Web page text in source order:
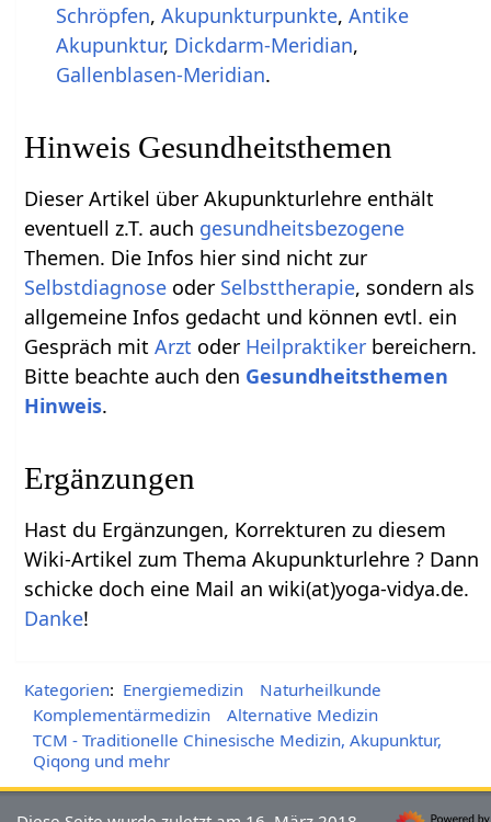
Schröpfen, Akupunkturpunkte, Antike
Akupunktur, Dickdarm-Meridian,
Gallenblasen-Meridian.
Hinweis Gesundheitsthemen
Dieser Artikel über Akupunkturlehre enthält
eventuell z.T. auch gesundheitsbezogene
Themen. Die Infos hier sind nicht zur
Selbstdiagnose oder Selbsttherapie, sondern als
allgemeine Infos gedacht und können evtl. ein
Gespräch mitArzt oder Heilpraktiker bereichern.
Bitte beachte auch den Gesundheitsthemen
Hinweis.
Ergänzungen
Hast du Ergänzungen, Korrekturen zu diesem
Wiki-Artikel zum Thema Akupunkturlehre ? Dann
schicke doch eine Mail an wiki(at)yoga-vidya.de.
Danke!
Kategorien: Energiemedizin
Naturheilkunde
Komplementärmedizin
Alternative Medizin
TCM - Traditionelle Chinesische Medizin, Akupunktur,
Qiqong und mehr